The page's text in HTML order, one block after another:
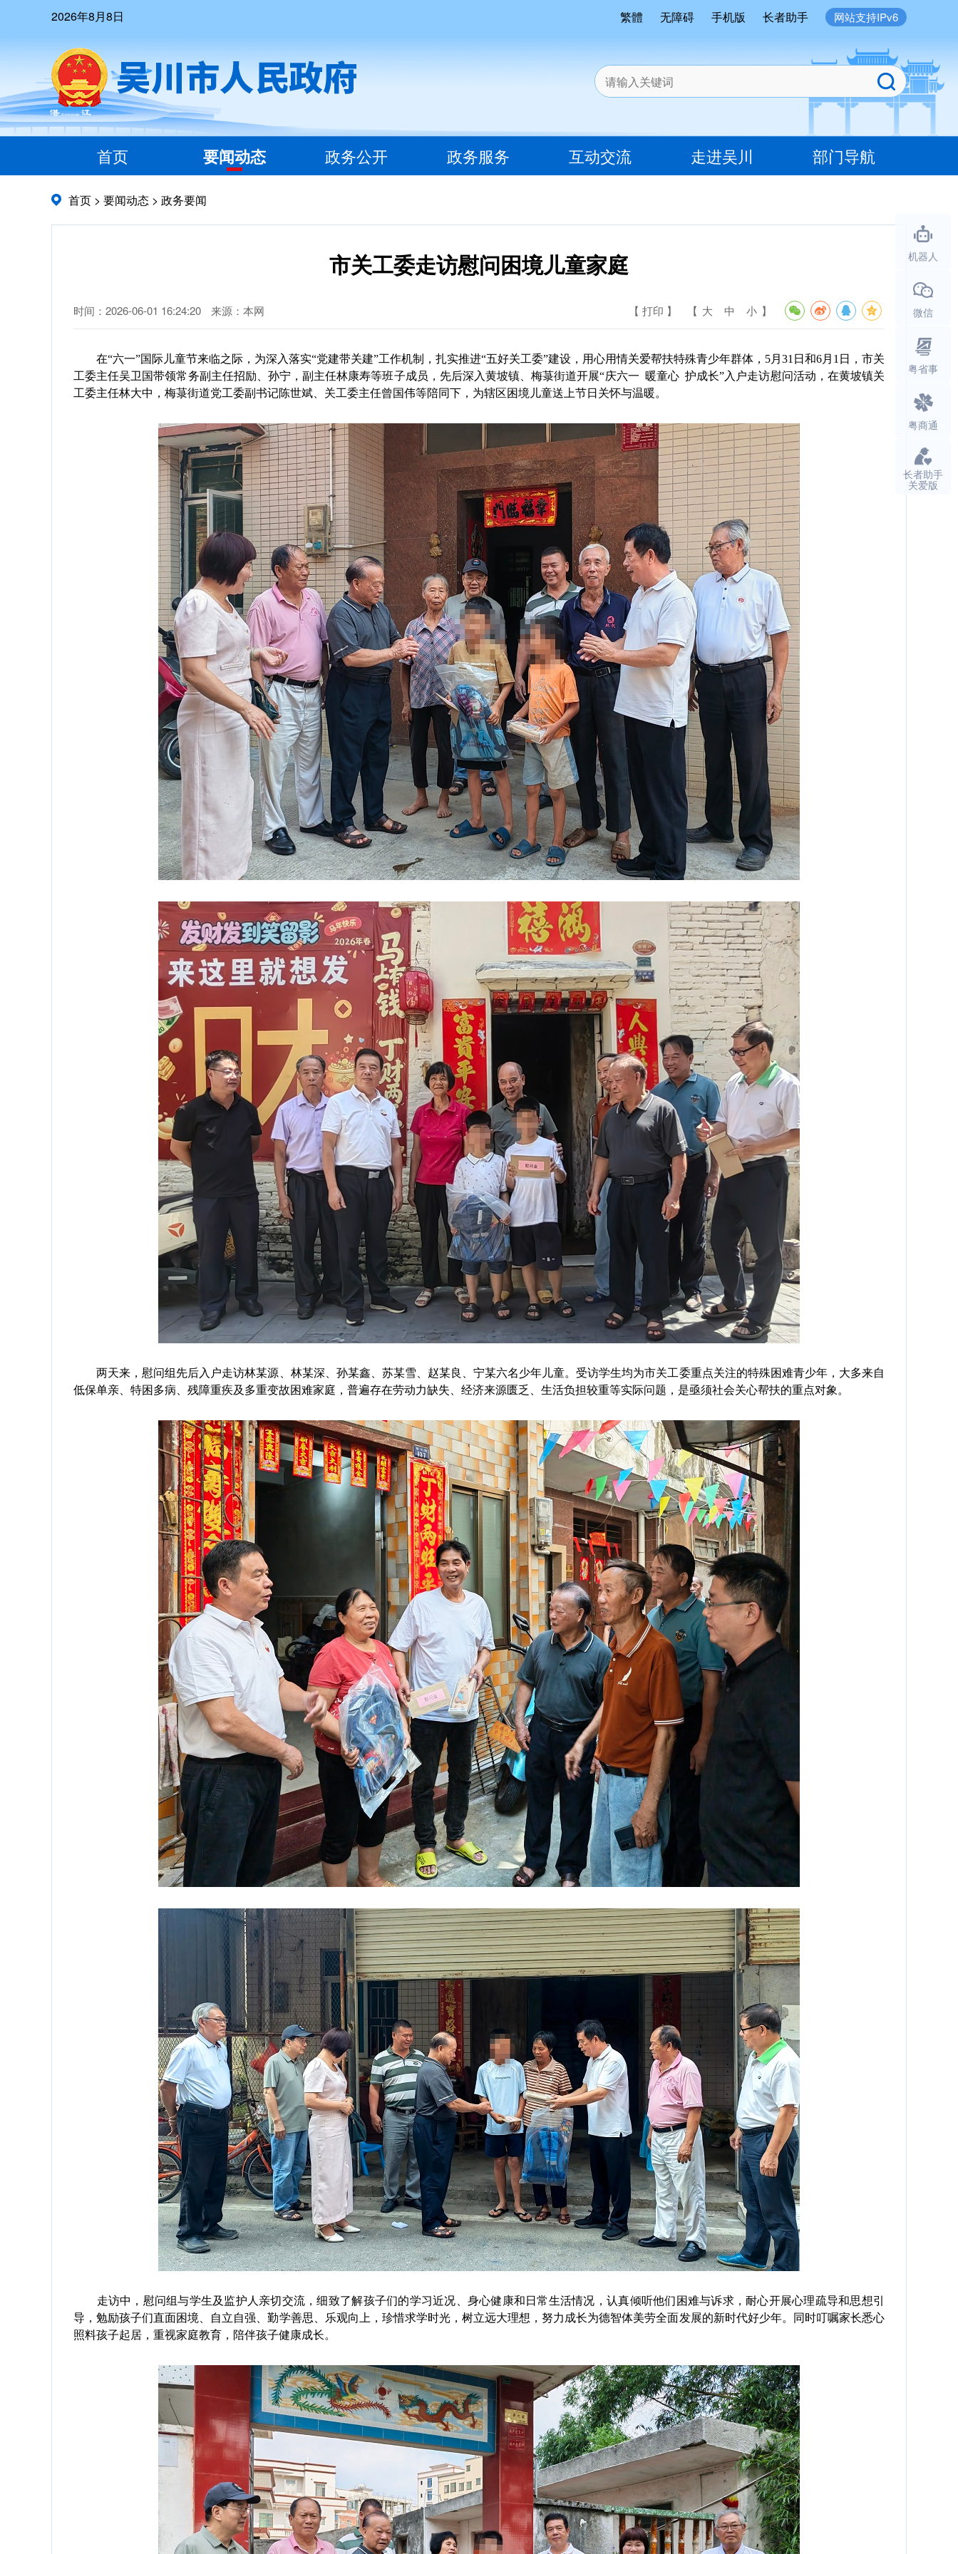
2026年8月8日 繁體 无障碍 手机版 长者助手 网站支持IPv6
首页 要闻动态 政务公开 政务服务 互动交流 走进吴川 部门导航
首页 > 要闻动态 > 政务要闻
市关工委走访慰问困境儿童家庭
时间：2026-06-01 16:24:20 来源：本网 【 打印 】 【 大 中 小 】
在“六一”国际儿童节来临之际，为深入落实“党建带关建”工作机制，扎实推进“五好关工委”建设，用心用情关爱帮扶特殊青少年群体，5月31日和6月1日，市关
工委主任吴卫国带领常务副主任招励、孙宁，副主任林康寿等班子成员，先后深入黄坡镇、梅菉街道开展“庆六一 暖童心 护成长”入户走访慰问活动，在黄坡镇关
工委主任林大中，梅菉街道党工委副书记陈世斌、关工委主任曾国伟等陪同下，为辖区困境儿童送上节日关怀与温暖。
两天来，慰问组先后入户走访林某源、林某深、孙某鑫、苏某雪、赵某良、宁某六名少年儿童。受访学生均为市关工委重点关注的特殊困难青少年，大多来自
低保单亲、特困多病、残障重疾及多重变故困难家庭，普遍存在劳动力缺失、经济来源匮乏、生活负担较重等实际问题，是亟须社会关心帮扶的重点对象。
走访中，慰问组与学生及监护人亲切交流，细致了解孩子们的学习近况、身心健康和日常生活情况，认真倾听他们困难与诉求，耐心开展心理疏导和思想引
导，勉励孩子们直面困境、自立自强、勤学善思、乐观向上，珍惜求学时光，树立远大理想，努力成长为德智体美劳全面发展的新时代好少年。同时叮嘱家长悉心
照料孩子起居，重视家庭教育，陪伴孩子健康成长。
机器人
微信
粤省事
粤商通
长者助手
关爱版